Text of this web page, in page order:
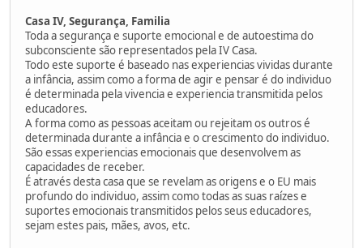
Casa IV, Segurança, Familia
Toda a segurança e suporte emocional e de autoestima do
subconsciente são representados pela IV Casa.
Todo este suporte é baseado nas experiencias vividas durante
a infância, assim como a forma de agir e pensar é do individuo
é determinada pela vivencia e experiencia transmitida pelos
educadores.
A forma como as pessoas aceitam ou rejeitam os outros é
determinada durante a infância e o crescimento do individuo.
São essas experiencias emocionais que desenvolvem as
capacidades de receber.
É através desta casa que se revelam as origens e o EU mais
profundo do individuo, assim como todas as suas raízes e
suportes emocionais transmitidos pelos seus educadores,
sejam estes pais, mães, avos, etc.